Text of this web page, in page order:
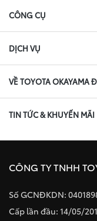
CÔNG CỤ
DỊCH VỤ
VỀ TOYOTA OKAYAMA
TIN TỨC & KHUYẾN MÃI
CÔNG TY TNHH
Số GCNĐKDN:
Cấp lần đầu: 14/05/